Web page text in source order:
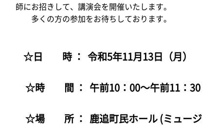
師にお招きして、講演会を開催いたします。
多くの方の参加をお待ちしております。
☆日 時 ： 令和5年11月13日（月）
☆時 間 ： 午前10：00～午前11：30
☆場 所 ： 鹿追町民ホール (ミュージ